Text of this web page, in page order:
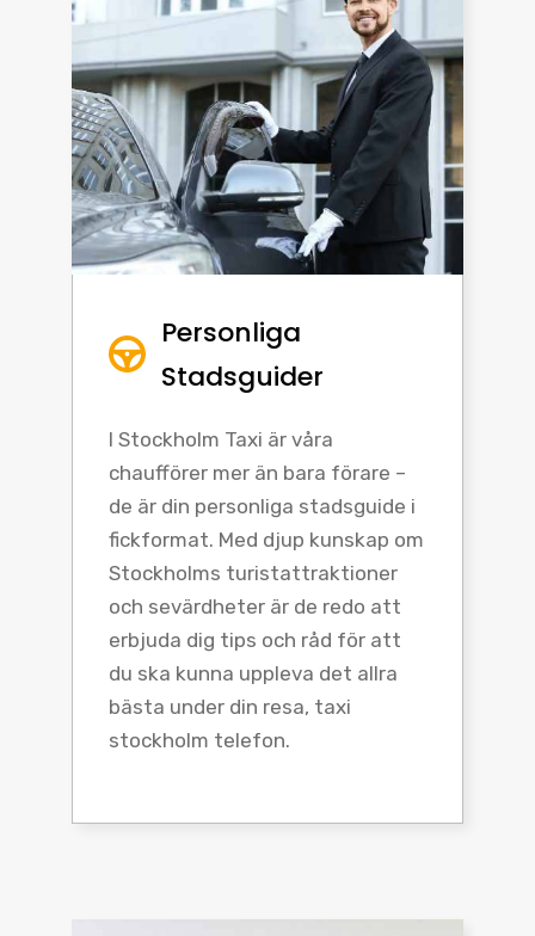
Personliga
Stadsguider
I Stockholm Taxi är våra
chaufförer mer än bara förare –
de är din personliga stadsguide i
fickformat. Med djup kunskap om
Stockholms turistattraktioner
och sevärdheter är de redo att
erbjuda dig tips och råd för att
du ska kunna uppleva det allra
bästa under din resa, taxi
stockholm telefon.